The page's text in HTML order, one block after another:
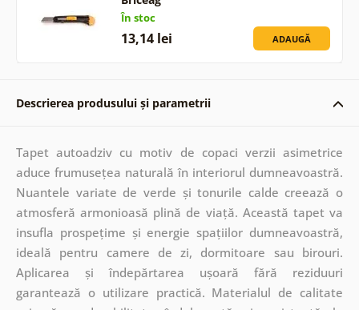
În stoc
13,14 lei ADAUGĂ
Descrierea produsului și parametrii
Tapet autoadziv cu motiv de copaci verzii asimetrice
aduce frumusețea naturală în interiorul dumneavoastră.
Nuantele variate de verde și tonurile calde creează o
atmosferă armonioasă plină de viață. Această tapet va
insufla prospețime și energie spațiilor dumneavoastră,
ideală pentru camere de zi, dormitoare sau birouri.
Aplicarea și îndepărtarea ușoară fără reziduuri
garantează o utilizare practică. Materialul de calitate